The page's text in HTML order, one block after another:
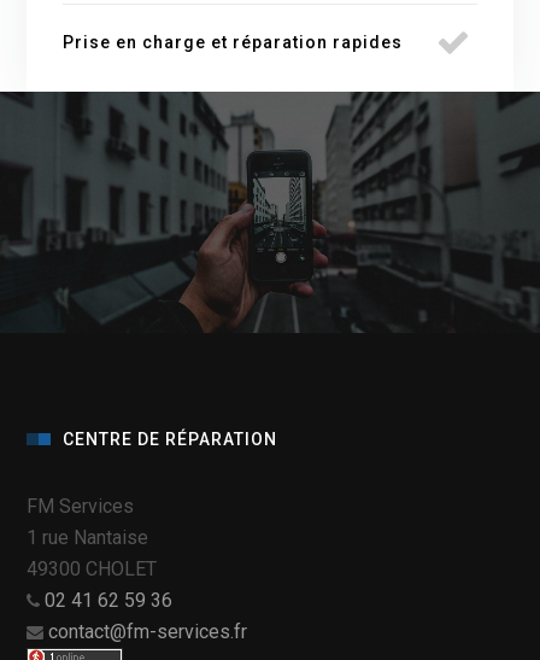
Prise en charge et réparation rapides
CENTRE DE RÉPARATION
FM Services
1 rue Nantaise
49300 CHOLET
02 41 62 59 36
contact@fm-services.fr